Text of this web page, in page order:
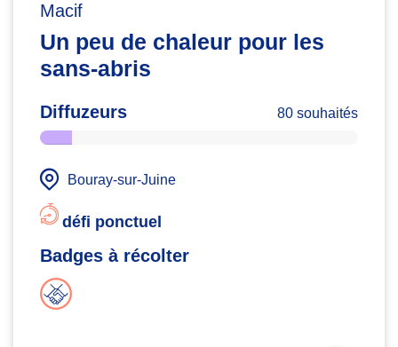
Macif
Un peu de chaleur pour les
sans-abris
Diffuzeurs 80 souhaités
Bouray-sur-Juine
défi ponctuel
Badges à récolter